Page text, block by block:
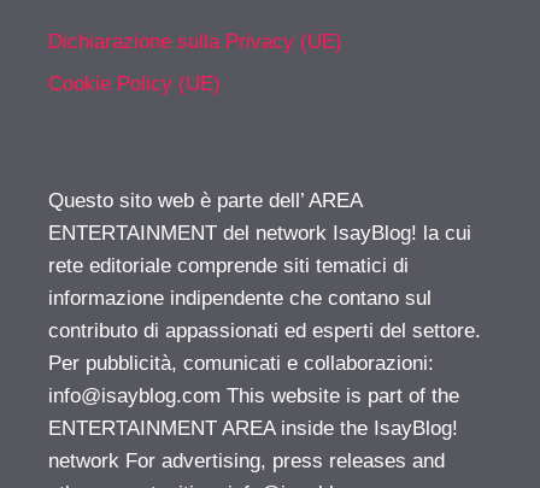
Dichiarazione sulla Privacy (UE)
Cookie Policy (UE)
Questo sito web è parte dell’ AREA
ENTERTAINMENT del network IsayBlog! la cui
rete editoriale comprende siti tematici di
informazione indipendente che contano sul
contributo di appassionati ed esperti del settore.
Per pubblicità, comunicati e collaborazioni:
info@isayblog.com This website is part of the
ENTERTAINMENT AREA inside the IsayBlog!
network For advertising, press releases and